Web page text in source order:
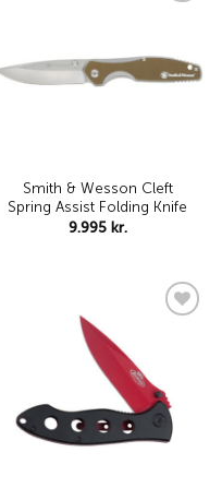
Smith & Wesson Cleft
Spring Assist Folding Knife
9.995 kr.